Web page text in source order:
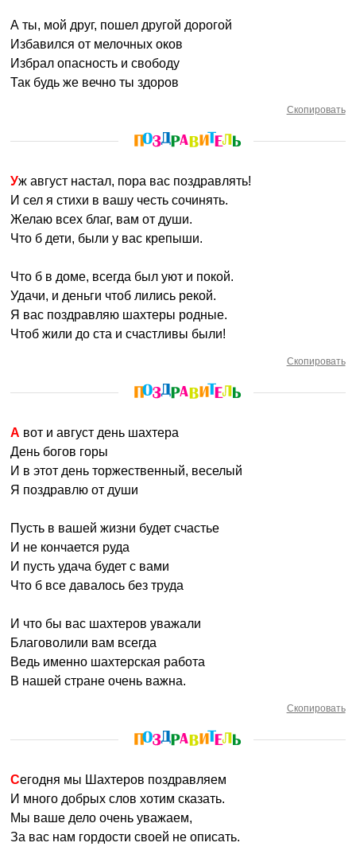
А ты, мой друг, пошел другой дорогой
Избавился от мелочных оков
Избрал опасность и свободу
Так будь же вечно ты здоров
Скопировать
Уж август настал, пора вас поздравлять!
И сел я стихи в вашу честь сочинять.
Желаю всех благ, вам от души.
Что б дети, были у вас крепыши.
Что б в доме, всегда был уют и покой.
Удачи, и деньги чтоб лились рекой.
Я вас поздравляю шахтеры родные.
Чтоб жили до ста и счастливы были!
Скопировать
А вот и август день шахтера
День богов горы
И в этот день торжественный, веселый
Я поздравлю от души
Пусть в вашей жизни будет счастье
И не кончается руда
И пусть удача будет с вами
Что б все давалось без труда
И что бы вас шахтеров уважали
Благоволили вам всегда
Ведь именно шахтерская работа
В нашей стране очень важна.
Скопировать
Сегодня мы Шахтеров поздравляем
И много добрых слов хотим сказать.
Мы ваше дело очень уважаем,
За вас нам гордости своей не описать.